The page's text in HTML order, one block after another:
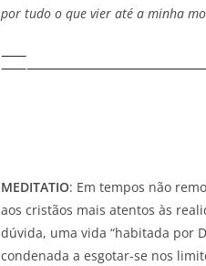
por tudo o que vier até a minha
MEDITATIO: Em tempos não
aos cristãos mais atentos às
dúvida, uma vida “habitada por
condenada a esgotar-se nos